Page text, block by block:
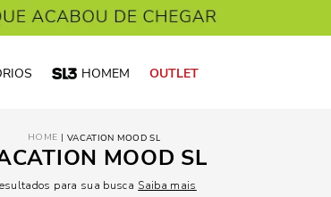
HOMEM OUTLET
VACATION MOOD SL
MOOD SL
para sua busca Saiba mais